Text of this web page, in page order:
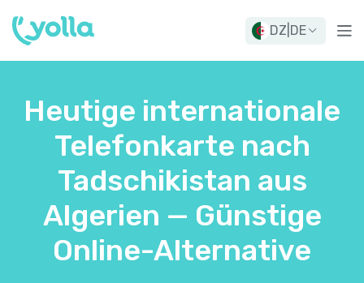
DZ DE
Heutige internationale
Telefonkarte nach
Tadschikistan aus
Algerien — Günstige
Online-Alternative